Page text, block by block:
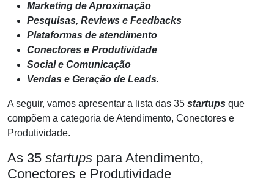
Marketing de Aproximação
Pesquisas, Reviews e Feedbacks
Plataformas de atendimento
Conectores e Produtividade
Social e Comunicação
Vendas e Geração de Leads.
A seguir, vamos apresentar a lista das 35 startups que
compõem a categoria de Atendimento, Conectores e
Produtividade.
As 35 startups para Atendimento,
Conectores e Produtividade